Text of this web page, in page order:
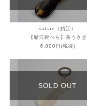
sabae（鯖江）
【鯖江靴べら】茶うさぎ
6,000円(税抜)
SOLD OUT